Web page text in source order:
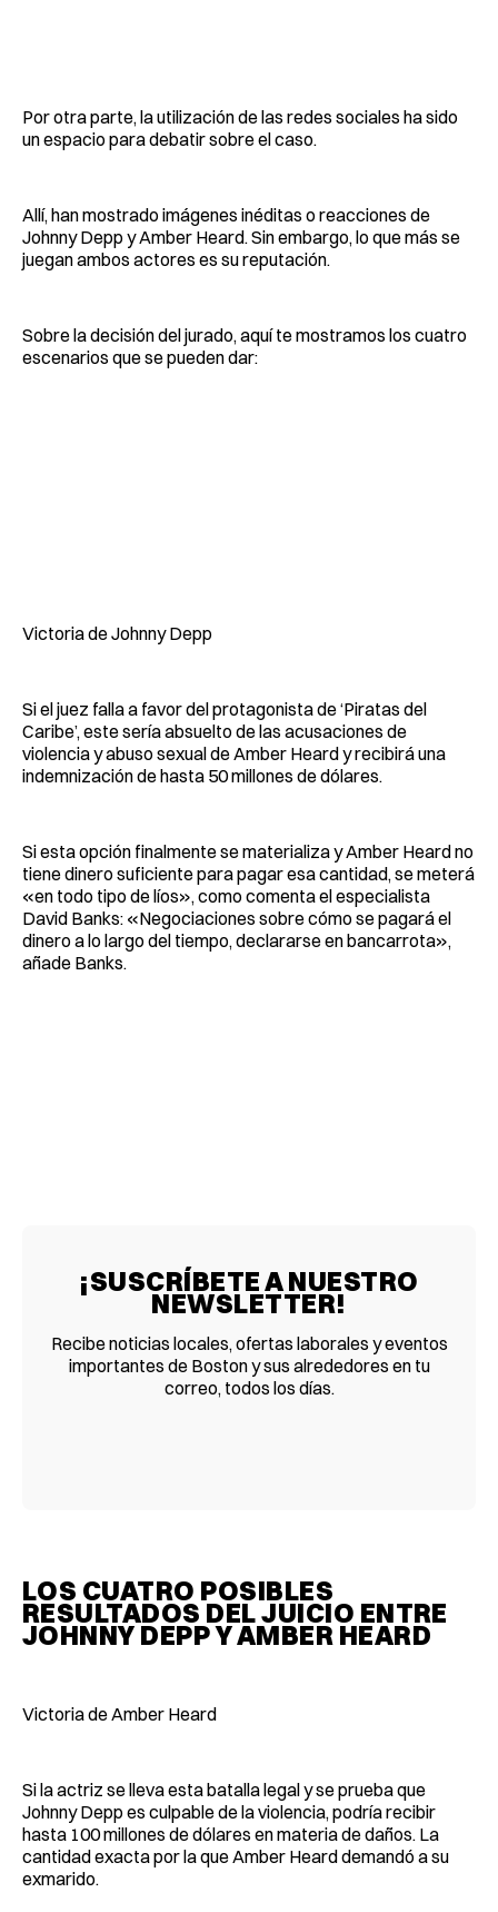
Por otra parte, la utilización de las redes sociales ha sido
un espacio para debatir sobre el caso.
Allí, han mostrado imágenes inéditas o reacciones de
Johnny Depp y Amber Heard. Sin embargo, lo que más se
juegan ambos actores es su reputación.
Sobre la decisión del jurado, aquí te mostramos los cuatro
escenarios que se pueden dar:
Victoria de Johnny Depp
Si el juez falla a favor del protagonista de ‘Piratas del
Caribe’, este sería absuelto de las acusaciones de
violencia y abuso sexual de Amber Heard y recibirá una
indemnización de hasta 50 millones de dólares.
Si esta opción finalmente se materializa y Amber Heard no
tiene dinero suficiente para pagar esa cantidad, se meterá
«en todo tipo de líos», como comenta el especialista
David Banks: «Negociaciones sobre cómo se pagará el
dinero a lo largo del tiempo, declararse en bancarrota»,
añade Banks.
¡SUSCRÍBETE A NUESTRO
NEWSLETTER!
Recibe noticias locales, ofertas laborales y eventos
importantes de Boston y sus alrededores en tu
correo, todos los días.
LOS CUATRO POSIBLES
RESULTADOS DEL JUICIO ENTRE
JOHNNY DEPP Y AMBER HEARD
Victoria de Amber Heard
Si la actriz se lleva esta batalla legal y se prueba que
Johnny Depp es culpable de la violencia, podría recibir
hasta 100 millones de dólares en materia de daños. La
cantidad exacta por la que Amber Heard demandó a su
exmarido.